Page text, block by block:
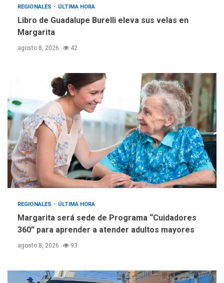
4
«Juan Bautista Arismendi» a
la altura de Macho Muerto
trabajan en diplomado para
creación y manejo de
estadísticas de turismo
REGIONALES ÚLTIMA HORA
Libro de Guadalupe Burelli eleva sus velas en
Margarita
agosto 8, 2026 42
REGIONALES ÚLTIMA HORA
Margarita será sede de Programa “Cuidadores
360” para aprender a atender adultos mayores
agosto 8, 2026 93